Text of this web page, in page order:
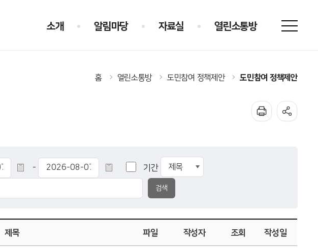
소개 알림마당 자료실 열린소통방
홈 열린소통방 도민참여 정책제안 도민참여 정책제안
- 기간
제목 파일 작성자 조회 작성일